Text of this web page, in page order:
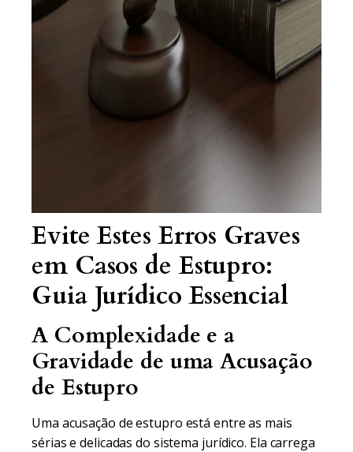
Evite Estes Erros Graves
em Casos de Estupro:
Guia Jurídico Essencial
A Complexidade e a
Gravidade de uma Acusação
de Estupro
Uma acusação de estupro está entre as mais
sérias e delicadas do sistema jurídico. Ela carrega